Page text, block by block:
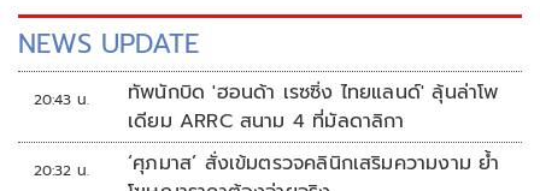
NEWS UPDATE
20:43 น.
ทัพนักบิด 'ฮอนด้า เรซซิ่ง ไทยแลนด์' ลุ้นล่าโพ
เดียม ARRC สนาม 4 ที่มัลดาลิกา
20:32 น.
‘ศุภมาส’ สั่งเข้มตรวจคลินิกเสริมความงาม ย้ำ